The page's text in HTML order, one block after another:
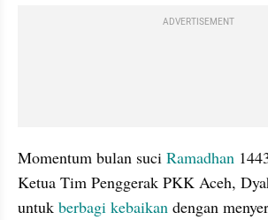
ADVERTISEMENT
Momentum bulan suci Ramadhan
Ketua Tim Penggerak PKK Aceh,
untuk berbagi kebaikan dengan